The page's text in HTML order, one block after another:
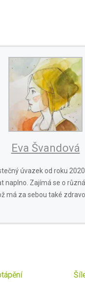
Eva Švandová
úvazek od roku
naplno. Zajímá se o
má za sebou také